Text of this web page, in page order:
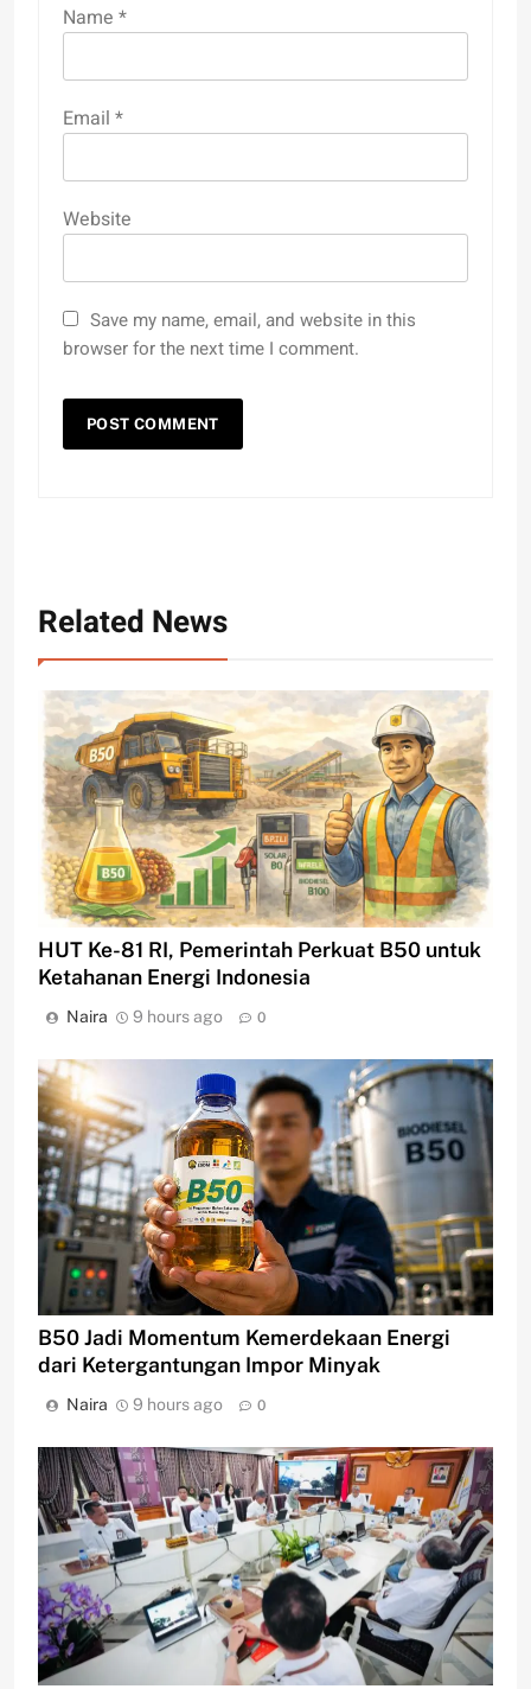
Name *
Email *
Website
Save my name, email, and website in this
browser for the next time I comment.
Related News
HUT Ke-81 RI, Pemerintah Perkuat B50 untuk
Ketahanan Energi Indonesia
Naira 9 hours ago 0
B50 Jadi Momentum Kemerdekaan Energi
dari Ketergantungan Impor Minyak
Naira 9 hours ago 0